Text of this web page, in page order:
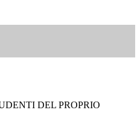
DEL PROPRIO